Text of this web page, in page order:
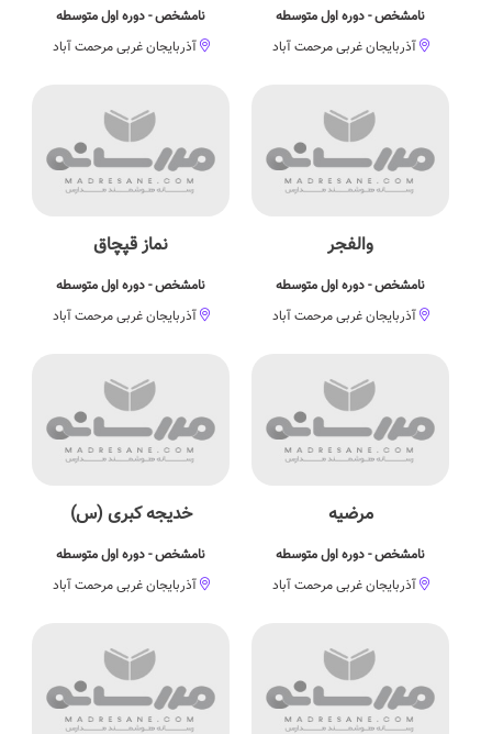
نامشخص - دوره اول متوسطه
آذربایجان غربی مرحمت آباد
نامشخص - دوره اول متوسطه
آذربایجان غربی مرحمت آباد
والفجر
نامشخص - دوره اول متوسطه
آذربایجان غربی مرحمت آباد
نماز قپچاق
نامشخص - دوره اول متوسطه
آذربایجان غربی مرحمت آباد
مرضیه
نامشخص - دوره اول متوسطه
آذربایجان غربی مرحمت آباد
خدیجه کبری (س)
نامشخص - دوره اول متوسطه
آذربایجان غربی مرحمت آباد